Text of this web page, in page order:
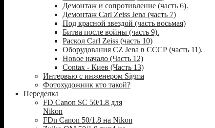
Демонтаж и сопротивление (часть 6).
Демонтаж Carl Zeiss Jena (часть 7)
Под красной звездой (часть восьмая)
Битва после войны (часть 9).
Раскол Carl Zeiss (часть 10)
Оборудования CZ Jena в СССР (часть 11).
Новое начало (Часть 12)
Contax - Киев (Часть 13)
Интервью с инженером Sigma
Фотохудожник кто такой?
Переделка
FD Canon SC 50/1.8 для
Nikon
FDn Canon 50/1.8 на Nikon